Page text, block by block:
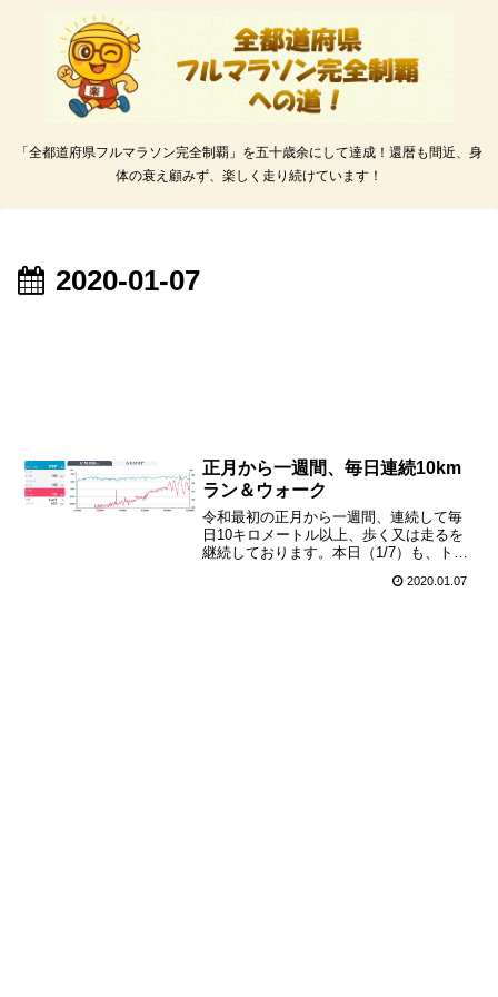
「全都道府県フルマラソン完全制覇」を五十歳余にして達成！還暦も間近、身
体の衰え顧みず、楽しく走り続けています！
2020-01-07
正月から一週間、毎日連続10km
ラン＆ウォーク
令和最初の正月から一週間、連続して毎
日10キロメートル以上、歩く又は走るを
継続しております。本日（1/7）も、トレ
達成。昨日23キロを走ったのと同じく、
2020.01.07